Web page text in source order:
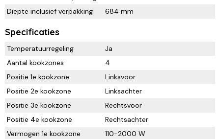
Diepte inclusief verpakking
684 mm
Specificaties
Temperatuurregeling
Ja
Aantal kookzones
4
Positie 1e kookzone
Linksvoor
Positie 2e kookzone
Linksachter
Positie 3e kookzone
Rechtsvoor
Positie 4e kookzone
Rechtsachter
Vermogen 1e kookzone
110-2000 W